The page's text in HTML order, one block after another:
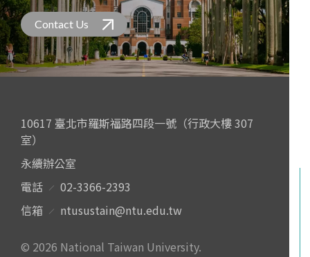
Contact Us
10617 臺北市羅斯福路四段一號（行政大樓 307
室）
永續辦公室
電話
02-3366-2393
信箱
ntusustain@ntu.edu.tw
© 2026 National Taiwan University.